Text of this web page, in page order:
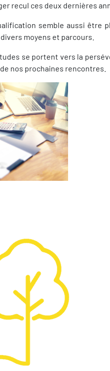
recul ces deux dernières
semble aussi être
moyens et parcours.
se portent vers la
nos prochaines rencontres.